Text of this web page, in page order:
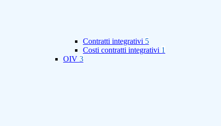
Contratti integrativi 5
Costi contratti integrativi 1
OIV 3